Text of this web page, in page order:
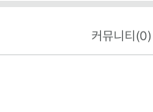
커뮤니티(0)